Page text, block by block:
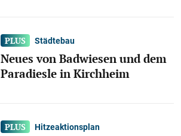
Städtebau
Neues von Badwiesen und dem
Paradiesle in Kirchheim
Hitzeaktionsplan